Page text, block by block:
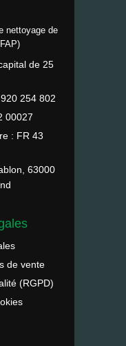
nettoyage de
de 25
254 802
00027
: FR 43
63000
de vente
(RGPD)